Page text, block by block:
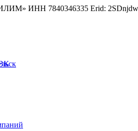
ИНН 7840346335 Erid: